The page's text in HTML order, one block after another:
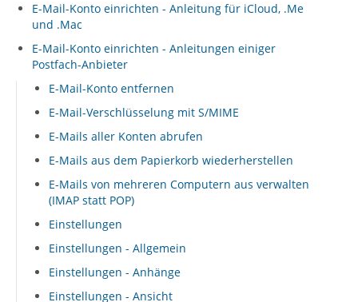
E-Mail-Konto einrichten - Anleitung für iCloud, .Me
und .Mac
E-Mail-Konto einrichten - Anleitungen einiger
Postfach-Anbieter
E-Mail-Konto entfernen
E-Mail-Verschlüsselung mit S/MIME
E-Mails aller Konten abrufen
E-Mails aus dem Papierkorb wiederherstellen
E-Mails von mehreren Computern aus verwalten
(IMAP statt POP)
Einstellungen
Einstellungen - Allgemein
Einstellungen - Anhänge
Einstellungen - Ansicht